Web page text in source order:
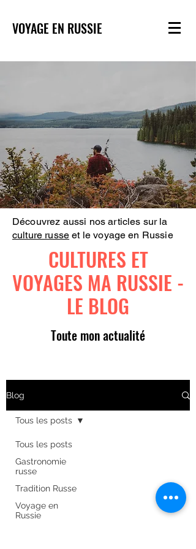
VOYAGE EN RUSSIE
Découvrez aussi nos articles sur la
culture russe et le voyage en Russie
CULTURES ET
VOYAGES MA RUSSIE -
LE BLOG
Toute mon actualité
Blog
Tous les posts
Gastronomie
russe
Tradition Russe
Voyage en
Russie
Tous les posts